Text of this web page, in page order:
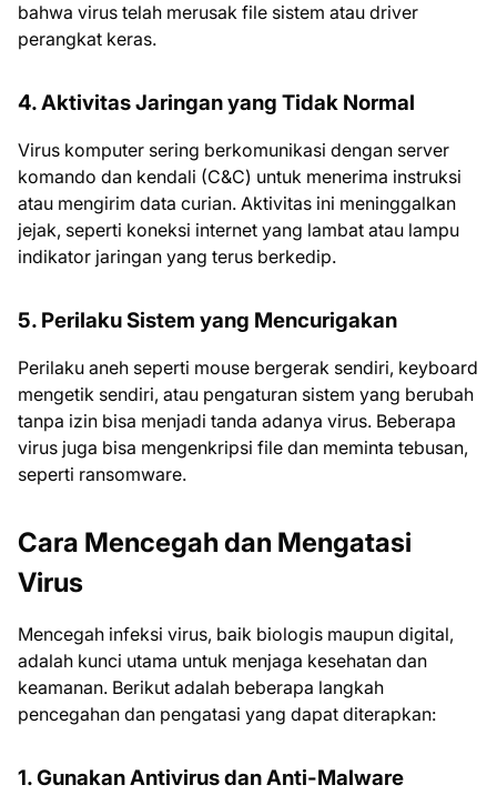
bahwa virus telah merusak file sistem atau driver
perangkat keras.
4. Aktivitas Jaringan yang Tidak Normal
Virus komputer sering berkomunikasi dengan server
komando dan kendali (C&C) untuk menerima instruksi
atau mengirim data curian. Aktivitas ini meninggalkan
jejak, seperti koneksi internet yang lambat atau lampu
indikator jaringan yang terus berkedip.
5. Perilaku Sistem yang Mencurigakan
Perilaku aneh seperti mouse bergerak sendiri, keyboard
mengetik sendiri, atau pengaturan sistem yang berubah
tanpa izin bisa menjadi tanda adanya virus. Beberapa
virus juga bisa mengenkripsi file dan meminta tebusan,
seperti ransomware.
Cara Mencegah dan Mengatasi
Virus
Mencegah infeksi virus, baik biologis maupun digital,
adalah kunci utama untuk menjaga kesehatan dan
keamanan. Berikut adalah beberapa langkah
pencegahan dan pengatasi yang dapat diterapkan:
1. Gunakan Antivirus dan Anti-Malware